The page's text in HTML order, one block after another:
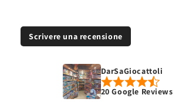
Scrivere una recensione
DarSaGiocattoli
20 Google Reviews